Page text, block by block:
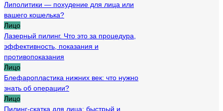
Липолитики — похудение для лица или
вашего кошелька?
Лицо
Лазерный пилинг. Что это за процедура,
эффективность, показания и
противопоказания
Лицо
Блефаропластика нижних век: что нужно
знать об операции?
Лицо
Пилинг-скатка для лица: быстрый и